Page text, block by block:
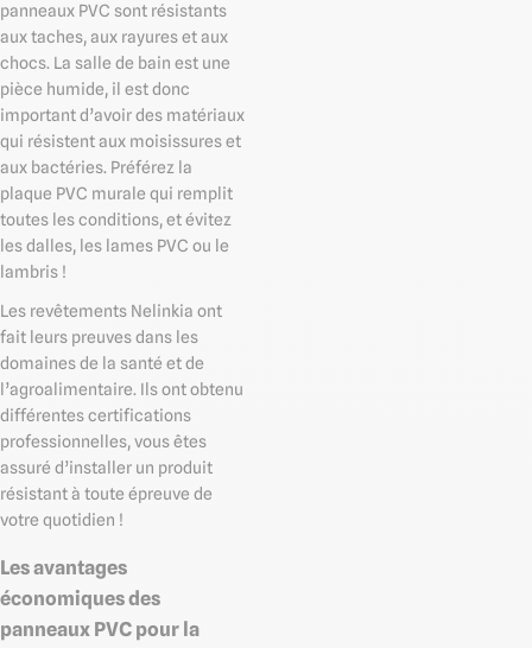
panneaux PVC sont résistants
aux taches, aux rayures et aux
chocs. La salle de bain est une
pièce humide, il est donc
important d’avoir des matériaux
qui résistent aux moisissures et
aux bactéries. Préférez la
plaque PVC murale qui remplit
toutes les conditions, et évitez
les dalles, les lames PVC ou le
lambris !
Les revêtements Nelinkia ont
fait leurs preuves dans les
domaines de la santé et de
l’agroalimentaire. Ils ont obtenu
différentes certifications
professionnelles, vous êtes
assuré d’installer un produit
résistant à toute épreuve de
votre quotidien !
Les avantages
économiques des
panneaux PVC pour la